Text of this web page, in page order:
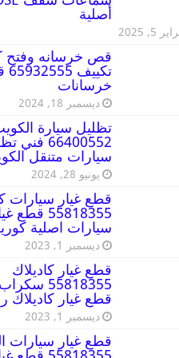
أصلية
5, 2025
قص خرسانه وفتح
خرسانات
ديسمبر 18, 2024
تظليل سيارة
66400552
سيارات متنقل
يونيو 28, 2024
قطع غيار سيارات
55818355 قطع
سيارات اصلية
ديسمبر 1, 2023
قطع غيار كاديلاك
55818355 سكراب
قطع غيار كاديلاك
ديسمبر 1, 2023
قطع غيار سيارات